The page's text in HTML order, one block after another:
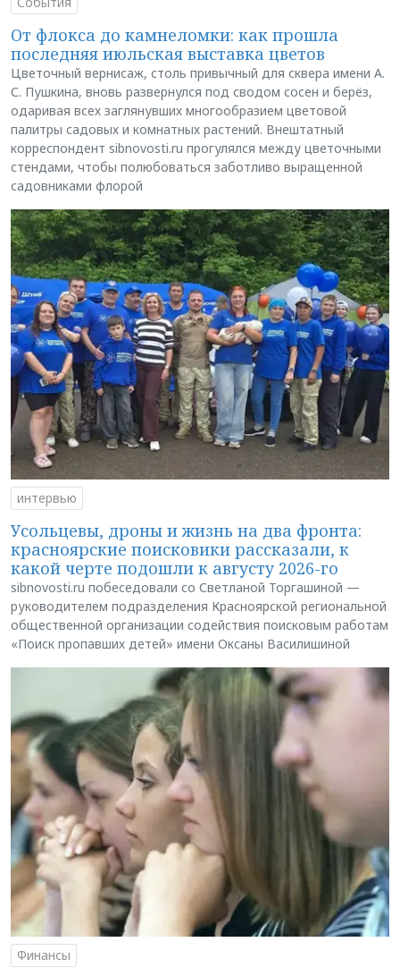
От флокса до камнеломки: как прошла
последняя июльская выставка цветов
Цветочный вернисаж, столь привычный для сквера имени А.
С. Пушкина, вновь развернулся под сводом сосен и берёз,
одаривая всех заглянувших многообразием цветовой
палитры садовых и комнатных растений. Внештатный
корреспондент sibnovosti.ru прогулялся между цветочными
стендами, чтобы полюбоваться заботливо выращенной
садовниками флорой
интервью
Усольцевы, дроны и жизнь на два фронта:
красноярские поисковики рассказали, к
какой черте подошли к августу 2026-го
sibnovosti.ru побеседовали со Светланой Торгашиной —
руководителем подразделения Красноярской региональной
общественной организации содействия поисковым работам
«Поиск пропавших детей» имени Оксаны Василишиной
Финансы